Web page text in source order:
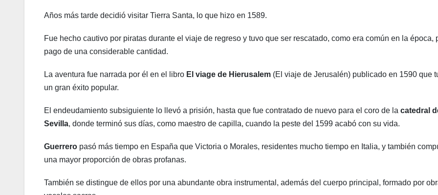
Años más tarde decidió visitar Tierra Santa, lo que hizo en 1589.
Fue hecho cautivo por piratas durante el viaje de regreso y tuvo que ser rescatado, como era común en la época,
pago de una considerable cantidad.
La aventura fue narrada por él en el libro El viage de Hierusalem (El viaje de Jerusalén) publicado en 1590 que
un gran éxito popular.
El endeudamiento subsiguiente lo llevó a prisión, hasta que fue contratado de nuevo para el coro de la catedral
Sevilla, donde terminó sus días, como maestro de capilla, cuando la peste del 1599 acabó con su vida.
Guerrero pasó más tiempo en España que Victoria o Morales, residentes mucho tiempo en Italia, y también
una mayor proporción de obras profanas.
También se distingue de ellos por una abundante obra instrumental, además del cuerpo principal, formado por